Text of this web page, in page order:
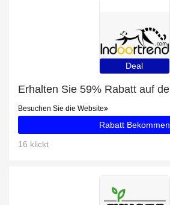
Deal
Besuchen Sie die Website
Rabatt Bekommen
16 klickt